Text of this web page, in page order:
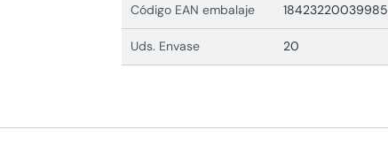
Código EAN embalaje 18423220039985
Uds. Envase 20